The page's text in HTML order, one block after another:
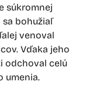
súkromnej
sa bohužiaľ
venoval
Vďaka jeho
odchoval celú
umenia.